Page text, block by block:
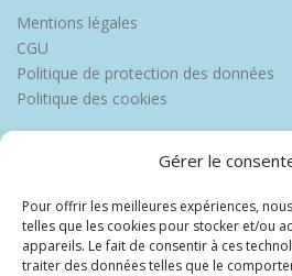
Gérer le
Pour offrir les meilleures expériences,
telles que les cookies pour stocker et/ou
appareils. Le fait de consentir à ces
traiter des données telles que le
Mentions légales
CGU
Politique de protection des données
Politique des cookies